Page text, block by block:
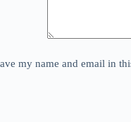
my name and email in